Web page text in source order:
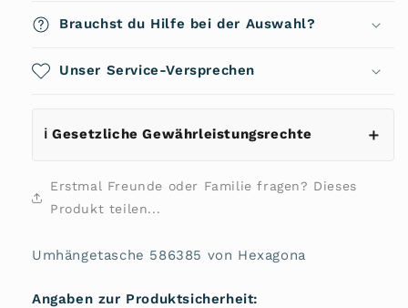
Hexagona
Hexagona
Brauchst du Hilfe bei der Auswahl?
Unser Service-Versprechen
ℹ️ Gesetzliche Gewährleistungsrechte
Erstmal Freunde oder Familie fragen? Dieses
Produkt teilen...
Umhängetasche 586385 von Hexagona
Angaben zur Produktsicherheit: